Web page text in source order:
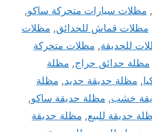
, مظلات سيارات متحركة ساكو,
مظلات قماش للحدائق, مظلات
للحديقة, مظلات متحركة
مظلة حدائق حراج, مظلة
, مظلة حديقة حديد, مظلة
خشب, مظلة حديقة ساكو,
حديقة للبيع, مظلة حديقة